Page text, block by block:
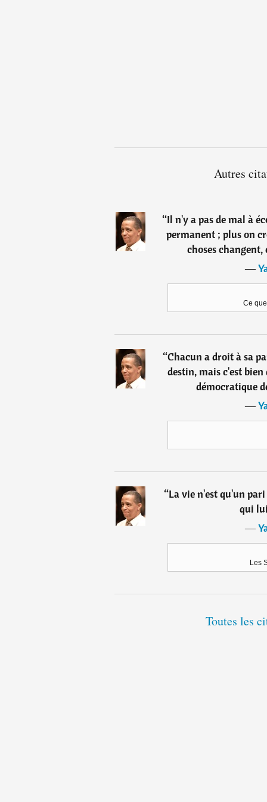
Autres
“Il n'y a pas de mal à
permanent ; plus on
choses
―
Ce
“Chacun a droit à sa
destin, mais c'est
démocratique
―
“La vie n'est qu'un
qui
―
Les
Toutes les